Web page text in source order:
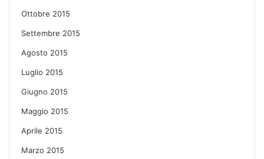
Ottobre 2015
Settembre 2015
Agosto 2015
Luglio 2015
Giugno 2015
Maggio 2015
Aprile 2015
Marzo 2015